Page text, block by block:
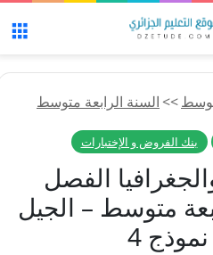
>>السنة الرابعة متوسط
بنك الفروض و الإختبارات
الفصل
متوسط – الجيل
4